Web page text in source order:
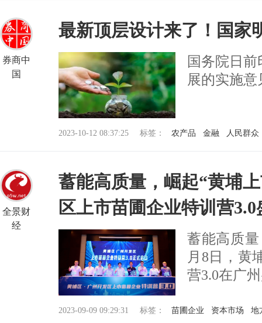
券商中
国
最新顶层设计来了！国家
国务院日
展的实施
2023-10-12 08:37:25 标签： 农产品 金融 人民群众
全景财
经
蓄能高质量，崛起“黄埔
区上市苗圃企业特训营
蓄能高质量
月8日，黄
营3.0在广
2023-09-09 09:29:31 标签： 苗圃企业 资本市场 地